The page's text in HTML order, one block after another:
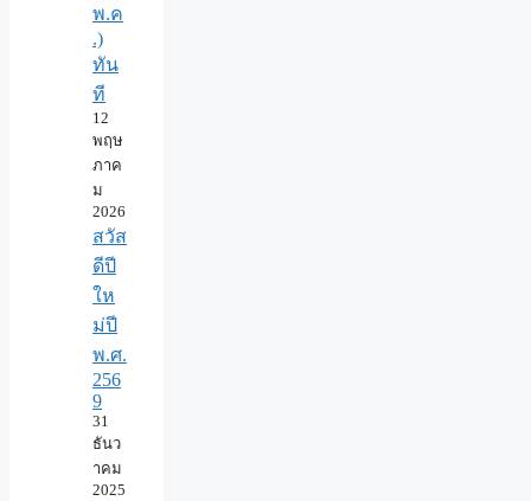
พ.ค
.)
ทัน
ที
12
พฤษ
ภาค
ม
2026
สวัส
ดีปี
ให
ม่ปี
พ.ศ.
256
9
31
ธันว
าคม
2025